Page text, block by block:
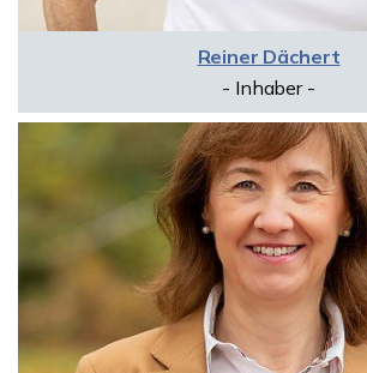
Reiner Dächert
- Inhaber -